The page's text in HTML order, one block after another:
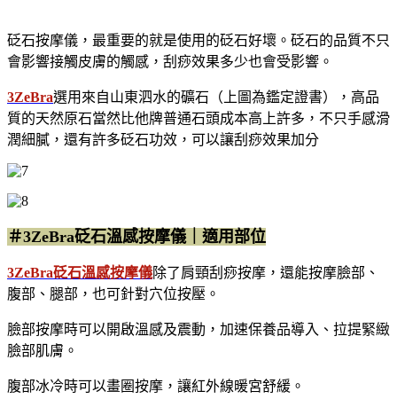
砭石按摩儀，最重要的就是使用的砭石好壞。砭石的品質不只
會影響接觸皮膚的觸感，刮痧效果多少也會受影響。
3ZeBra選用來自山東泗水的礦石（上圖為鑑定證書），高品
質的天然原石當然比他牌普通石頭成本高上許多，不只手感滑
潤細膩，還有許多砭石功效，可以讓刮痧效果加分
＃3ZeBra砭石溫感按摩儀｜適用部位
3ZeBra砭石溫感按摩儀除了肩頸刮痧按摩，還能按摩臉部、
腹部、腿部，也可針對穴位按壓。
臉部按摩時可以開啟溫感及震動，加速保養品導入、拉提緊緻
臉部肌膚。
腹部冰冷時可以畫圈按摩，讓紅外線暖宮舒緩。